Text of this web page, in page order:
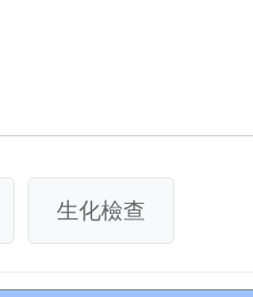
生化檢查